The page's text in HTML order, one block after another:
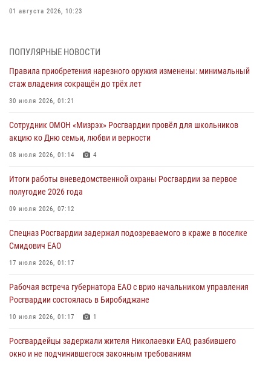
01 августа 2026, 10:23
Российской Федерации
В Росгвардии вспоминают российских воинов, погибших в Первой
мировой войне 1914-1918 годов
Внесены изменения в правила проведения контрольного отстрела
гражданского оружия
Правила приобретения нарезного оружия изменены: минимальный
стаж владения сокращён до трёх лет
ПОПУЛЯРНЫЕ НОВОСТИ
Правила приобретения нарезного оружия изменены: минимальный
стаж владения сокращён до трёх лет
30 июля 2026, 01:21
Сотрудник ОМОН «Мизрэх» Росгвардии провёл для школьников
акцию ко Дню семьи, любви и верности
08 июля 2026, 01:14 4
Итоги работы вневедомственной охраны Росгвардии за первое
полугодие 2026 года
09 июля 2026, 07:12
Спецназ Росгвардии задержал подозреваемого в краже в поселке
Смидович ЕАО
17 июля 2026, 01:17
Рабочая встреча губернатора ЕАО с врио начальником управления
Росгвардии состоялась в Биробиджане
10 июля 2026, 01:17 1
Росгвардейцы задержали жителя Николаевки ЕАО, разбившего
окно и не подчинившегося законным требованиям